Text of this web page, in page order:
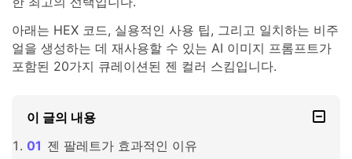
아래는 HEX 코드, 실용적인 사용 팁, 그리고 일치하는 비주
얼을 생성하는 데 재사용할 수 있는 AI 이미지 프롬프트가
포함된 20가지 큐레이션된 젠 컬러 스킴입니다.
이 글의 내용
젠 팔레트가 효과적인 이유